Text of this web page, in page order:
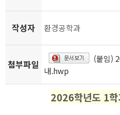
작성자 환경공학과
첨부파일
(붙임)
내.hwp
2026학년도 1